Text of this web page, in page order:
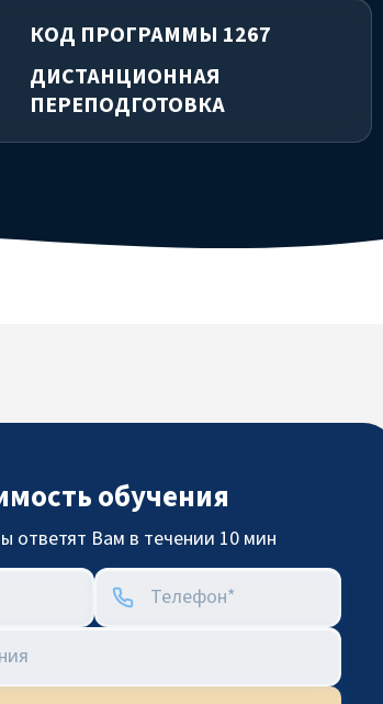
КОД ПРОГРАММЫ 1267
ДИСТАНЦИОННАЯ
ПЕРЕПОДГОТОВКА
обучения
ответят Вам в течении 10 мин